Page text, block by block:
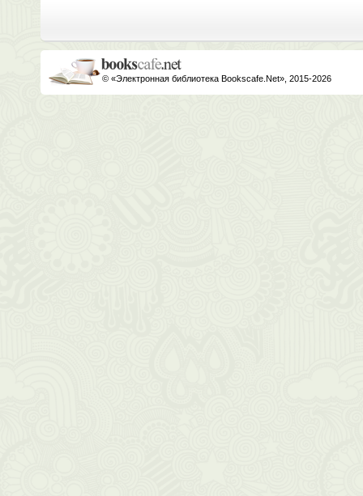
© «Электронная библиотека Bookscafe.Net», 2015-2026